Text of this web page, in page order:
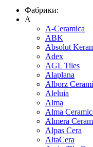
Фабрики:
A
A-Ceramica
ABK
Absolut
Adex
AGL Tiles
Alaplana
Alborz
Aleluia
Alma
Alma
Almera
Alpas Cera
AltaCera